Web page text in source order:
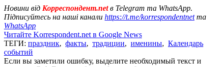
Новини від Корреспондент.netв Telegram та WhatsApp.
Підписуйтесь на наші канали https://t.me/korrespondentnetта
WhatsApp
Читайте Korrespondent.net в Google News
ТЕГИ: праздник, факты, традиции, именины, Календарь
событий
Если вы заметили ошибку, выделите необходимый текст и